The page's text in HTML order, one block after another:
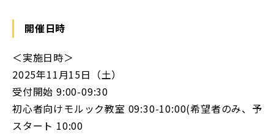
開催日時
＜実施日時＞
2025年11月15日（土）
受付開始 9:00-09:30
初心者向けモルック教室 09:30-10:00(希望者のみ、予
スタート 10:00